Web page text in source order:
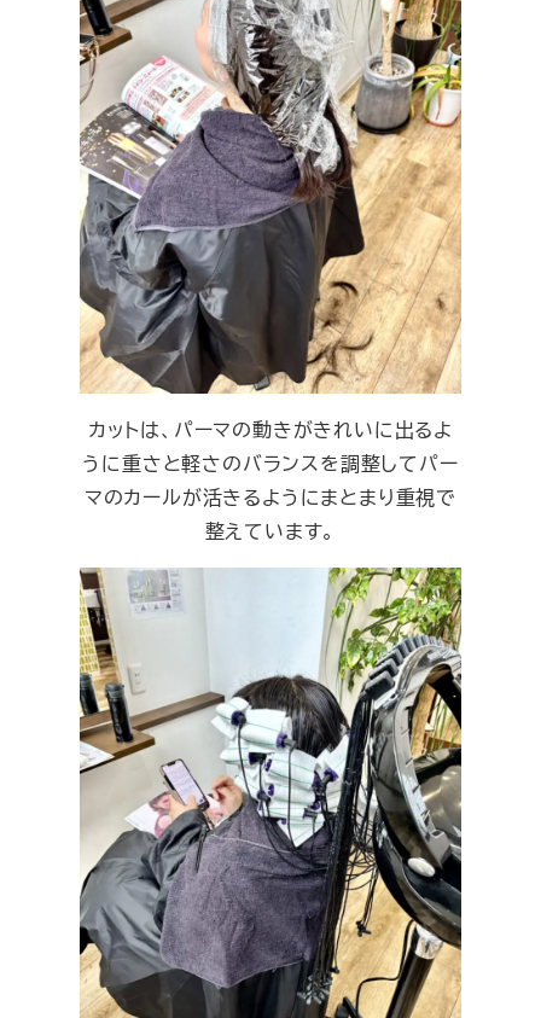
カットは、パーマの動きがきれいに出るよ
うに重さと軽さのバランスを調整してパー
マのカールが活きるようにまとまり重視で
整えています。